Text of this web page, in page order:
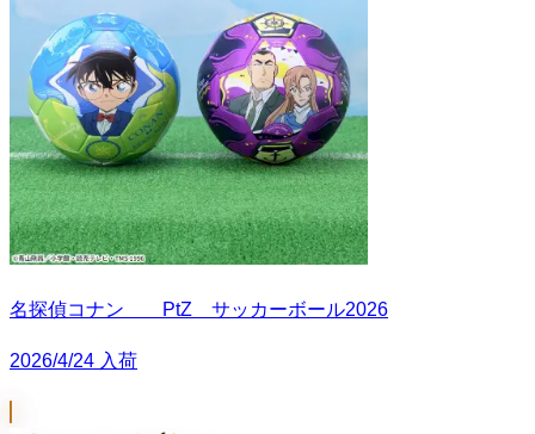
名探偵コナン PtZ サッカーボール2026
2026/4/24 入荷